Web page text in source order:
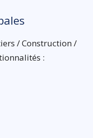
/ Construction /
: